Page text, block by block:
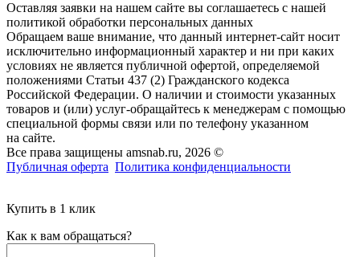
Оставляя заявки на нашем сайте вы соглашаетесь с нашей
политикой обработки персональных данных
Обращаем ваше внимание, что данный интернет-сайт носит
исключительно информационный характер и ни при каких
условиях не является публичной офертой, определяемой
положениями Статьи 437 (2) Гражданского кодекса
Российской Федерации. О наличии и стоимости указанных
товаров и (или) услуг-обращайтесь к менеджерам с помощью
специальной формы связи или по телефону указанном
на сайте.
Все права защищены amsnab.ru, 2026 ©
Публичная оферта Политика конфиденциальности
Купить в 1 клик
Как к вам обращаться?